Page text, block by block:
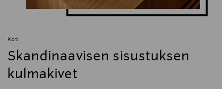
Koti
Skandinaavisen sisustuksen
kulmakivet